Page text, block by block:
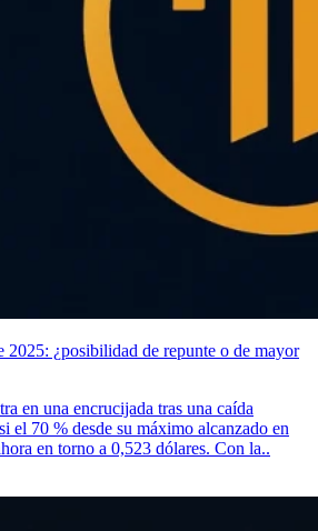
2025: ¿posibilidad de repunte o de mayor
en una encrucijada tras una caída
el 70 % desde su máximo alcanzado en
en torno a 0,523 dólares. Con la..